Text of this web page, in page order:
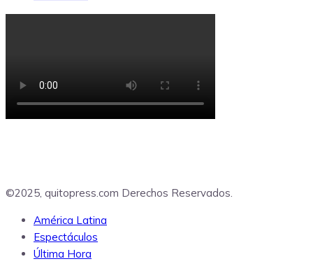
©2025, quitopress.com Derechos Reservados.
América Latina
Espectáculos
Última Hora